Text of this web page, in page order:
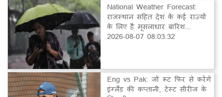
National Weather Forecast:
राजस्थान सहित देश के कई राज्यों
के लिए है मूसलाधार बारिश...
2026-08-07 08:03:32
Eng vs Pak: जो रूट फिर से करेंगे
इंग्लैंड की कप्तानी, टेस्ट सीरीज के